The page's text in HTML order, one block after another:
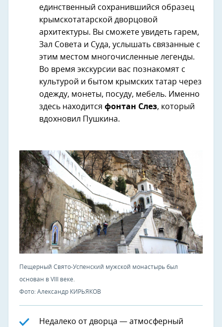
единственный сохранившийся образец
крымскотатарской дворцовой
архитектуры. Вы сможете увидеть гарем,
Зал Совета и Суда, услышать связанные с
этим местом многочисленные легенды.
Во время экскурсии вас познакомят с
культурой и бытом крымских татар через
одежду, монеты, посуду, мебель. Именно
здесь находится фонтан Слез, который
вдохновил Пушкина.
Пещерный Свято-Успенский мужской монастырь был
основан в VIII веке.
Фото: Александр КИРЬЯКОВ
Недалеко от дворца — атмосферный